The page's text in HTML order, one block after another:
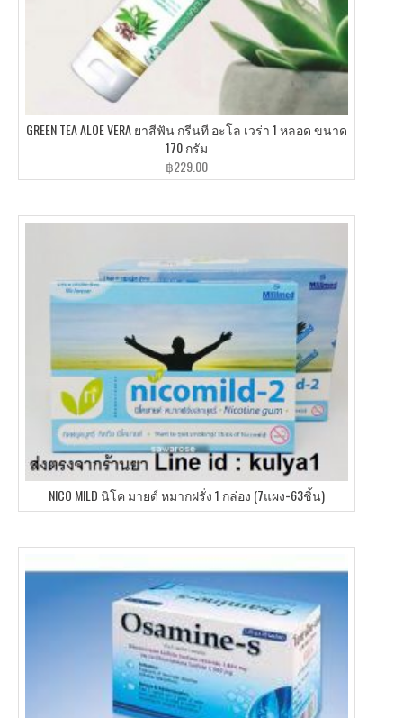
GREEN TEA ALOE VERA ยาสีฟัน กรีนที อะโล เวร่า 1 หลอด ขนาด
170 กรัม
฿229.00
NICO MILD นิโค มายด์ หมากฝรั่ง 1 กล่อง (7แผง=63ชิ้น)